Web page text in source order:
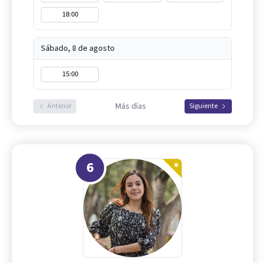
18:00
Sábado, 8 de agosto
15:00
Anterior Más días Siguiente
6